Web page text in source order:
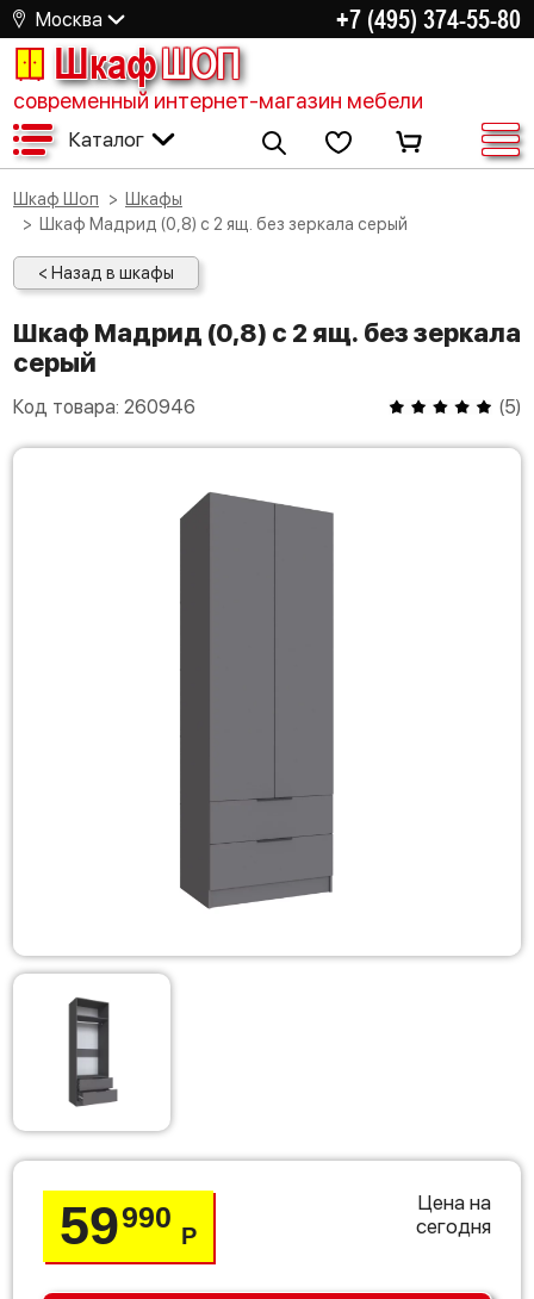
Москва +7 (495) 374-55-80
ШкафШОП
современный интернет-магазин мебели
Каталог
Шкаф Шоп
Шкафы
Шкаф Мадрид (0,8) с 2 ящ. без зеркала серый
< Назад в шкафы
Шкаф Мадрид (0,8) с 2 ящ. без зеркала
серый
Код товара: 260946 (5)
59990
Р
Цена на
сегодня